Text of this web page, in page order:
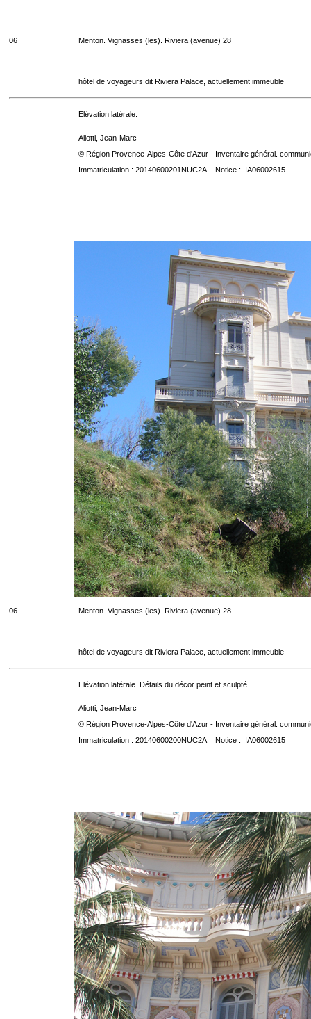
06 Menton. Vignasses (les). Riviera (avenue) 28
hôtel de voyageurs dit Riviera Palace, actuellement immeuble
Elévation latérale.
Aliotti, Jean-Marc
© Région Provence-Alpes-Côte d'Azur - Inventaire général.
Immatriculation : 20140600201NUC2A Notice : IA06002615
06 Menton. Vignasses (les). Riviera (avenue) 28
hôtel de voyageurs dit Riviera Palace, actuellement immeuble
Elévation latérale. Détails du décor peint et sculpté.
Aliotti, Jean-Marc
© Région Provence-Alpes-Côte d'Azur - Inventaire général.
Immatriculation : 20140600200NUC2A Notice : IA06002615